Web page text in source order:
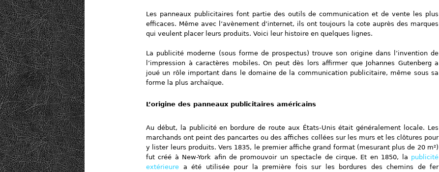
Les panneaux publicitaires font partie des outils de communication et de vente les plus
efficaces. Même avec l’avènement d’internet, ils ont toujours la cote auprès des marques
qui veulent placer leurs produits. Voici leur histoire en quelques lignes.
La publicité moderne (sous forme de prospectus) trouve son origine dans l’invention de
l’impression à caractères mobiles. On peut dès lors affirmer que Johannes Gutenberg a
joué un rôle important dans le domaine de la communication publicitaire, même sous sa
forme la plus archaïque.
L’origine des panneaux publicitaires américains
Au début, la publicité en bordure de route aux États-Unis était généralement locale. Les
marchands ont peint des pancartes ou des affiches collées sur les murs et les clôtures pour
y lister leurs produits. Vers 1835, le premier affiche grand format (mesurant plus de 20 m²)
fut créé à New-York afin de promouvoir un spectacle de cirque. Et en 1850, la publicité
extérieure a été utilisée pour la première fois sur les bordures des chemins de fer